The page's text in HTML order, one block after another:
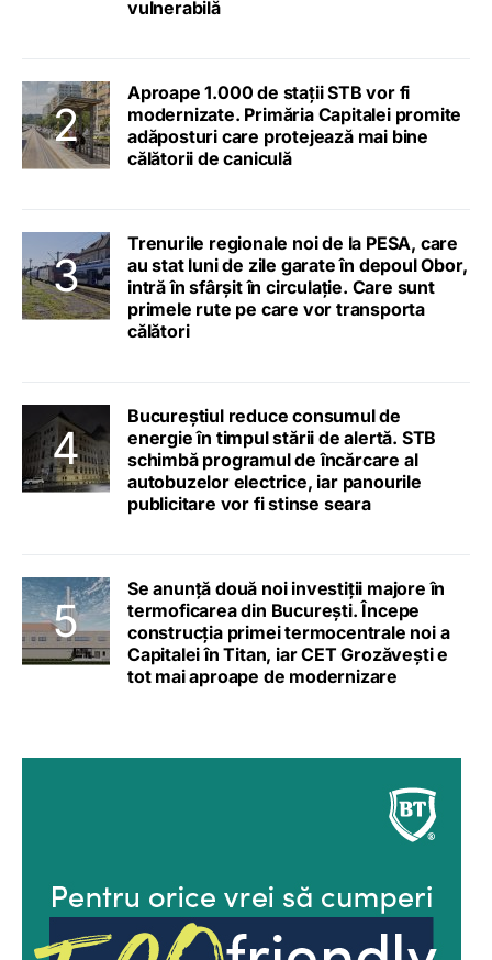
vulnerabilă
Aproape 1.000 de stații STB vor fi
modernizate. Primăria Capitalei promite
adăposturi care protejează mai bine
călătorii de caniculă
Trenurile regionale noi de la PESA, care
au stat luni de zile garate în depoul Obor,
intră în sfârșit în circulație. Care sunt
primele rute pe care vor transporta
călători
Bucureștiul reduce consumul de
energie în timpul stării de alertă. STB
schimbă programul de încărcare al
autobuzelor electrice, iar panourile
publicitare vor fi stinse seara
Se anunță două noi investiții majore în
termoficarea din București. Începe
construcția primei termocentrale noi a
Capitalei în Titan, iar CET Grozăvești e
tot mai aproape de modernizare